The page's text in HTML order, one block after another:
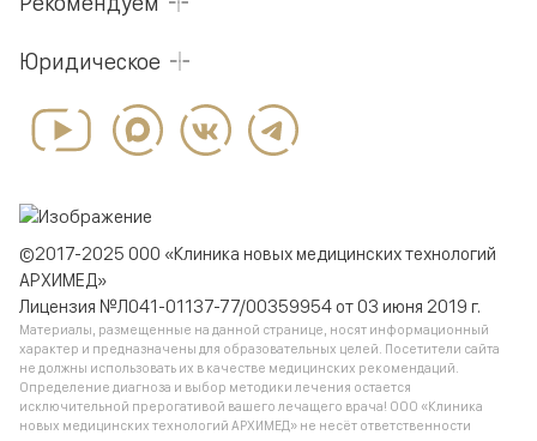
Юридическое
©2017-2025 ООО «Клиника новых медицинских технологий
АРХИМЕД»
Лицензия №Л041-01137-77/00359954 от 03 июня 2019 г.
Материалы, размещенные на данной странице, носят информационный
характер и предназначены для образовательных целей. Посетители сайта
не должны использовать их в качестве медицинских рекомендаций.
Определение диагноза и выбор методики лечения остается
исключительной прерогативой вашего лечащего врача! ООО «Клиника
новых медицинских технологий АРХИМЕД» не несёт ответственности